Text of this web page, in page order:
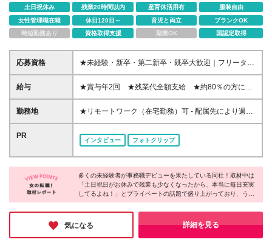
土日祝休み
残業20時間以内 産育休活用有
服装自由
女性管理職在籍
休日120日～ 育児と両立
ブランクOK
時短勤務あり
資格取得支援 副業OK 国認定取得
応募資格
★未経験・新卒・第二新卒・既卒大歓迎｜フリーター
の方もOK★ ☆学歴不問 「転職がはじめて」 「無理な
く仕事を続けたい」 「オフィスワークデビューした
すので、PC操作がニガテでも大丈夫です♪ ☆こんな方
に向いています☆ ＊サポート側で誰かの役に立ちた
心して働きたい ＊しっかり評価されながら働きたい
給与
★賞与年2回 ★残業代全額支給 ★約80％の方にパ
フォーマンス給(*)支給！ 【東京都】月給201,100円～
328,300円（別途賞与年2回） 【神奈川県】月給
【埼玉県】月給193,000円～314,800円（別途賞与年2
（別途賞与年2回） 【京都府】月給184,100円～
297,300円（別途賞与年2回） 【愛知県】月給
187,400円～306,300円（別途賞与年2回） 【宮城
回） 【北海道】月給176,300円～280,700円（別途賞
与年2回） (*)就業先＋当社評価により＋α手当を付与
勤務地
★リモートワーク（在宅勤務）可 - 配属先により週1
～5日のリモートワークOK ★募集エリア｜北海道、
宮城、千葉、埼玉、東京、神奈川、愛知、京都、大
阪、兵庫、福岡で採用中 ★駅近くのオフィスで勤務
可能！お仕事帰りにグルメやショッピングも楽しめま
す 【勤務可能性のあるエリア】 東京都 ｜23区内が
メイン（恵比寿、渋谷、新宿、港区、品川、東京 な
ど） 神奈川県｜横浜市・川崎市など 埼玉県 ｜さい
たま市・川越市など 千葉県 ｜船橋市・浦安市など
北海道 ｜札幌市がメイン 愛知県 ｜名古屋周辺が
メイン 大阪府 ｜大阪市など 兵庫県 ｜尼崎市・神
戸市など 京都府 ｜京都市など 宮城県 ｜仙台駅周
PR
インタビュー フォトクリップ
多くの未経験者が事務職デビューを果たしている同社！取材中は
「土日祝日がお休みで残業も少なくなったから、本当に毎日充実
してるよね！」とプライベートの話題で盛り上がっており、うら
やましくなるほどでした。「プライベートもしっかり楽しみなが
ら働きたい」そんな方にオススメの職場です☆
気になる 詳細を見る